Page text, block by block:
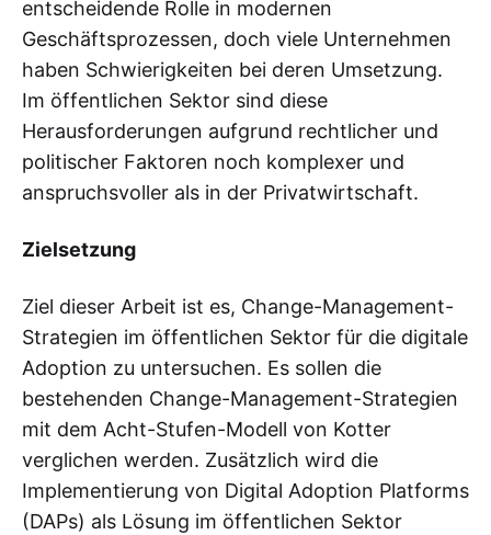
entscheidende Rolle in modernen
Geschäftsprozessen, doch viele Unternehmen
haben Schwierigkeiten bei deren Umsetzung.
Im öffentlichen Sektor sind diese
Herausforderungen aufgrund rechtlicher und
politischer Faktoren noch komplexer und
anspruchsvoller als in der Privatwirtschaft.
Zielsetzung
Ziel dieser Arbeit ist es, Change-Management-
Strategien im öffentlichen Sektor für die digitale
Adoption zu untersuchen. Es sollen die
bestehenden Change-Management-Strategien
mit dem Acht-Stufen-Modell von Kotter
verglichen werden. Zusätzlich wird die
Implementierung von Digital Adoption Platforms
(DAPs) als Lösung im öffentlichen Sektor